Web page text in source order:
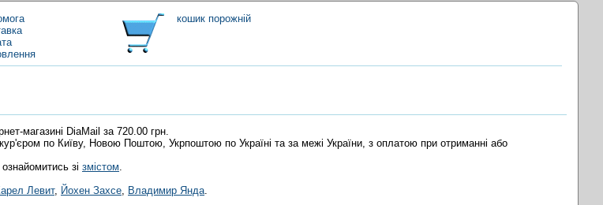
кошик порожній
магазині DiaMail за 720.00 грн.
по Київу, Новою Поштою, Укрпоштою по Україні та за межі України, з оплатою при отриманні або
, ознайомитись зі змістом
Левит, Йохен Захсе Владимир Янда